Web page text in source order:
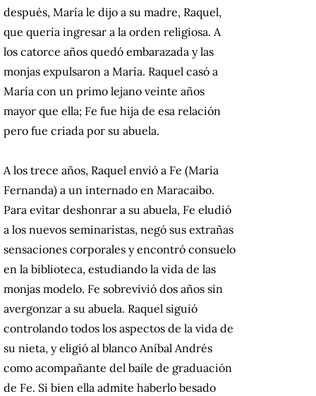
después, María le dijo a su madre, Raquel,
que quería ingresar a la orden religiosa. A
los catorce años quedó embarazada y las
monjas expulsaron a María. Raquel casó a
María con un primo lejano veinte años
mayor que ella; Fe fue hija de esa relación
pero fue criada por su abuela.
A los trece años, Raquel envió a Fe (María
Fernanda) a un internado en Maracaibo.
Para evitar deshonrar a su abuela, Fe eludió
a los nuevos seminaristas, negó sus extrañas
sensaciones corporales y encontró consuelo
en la biblioteca, estudiando la vida de las
monjas modelo. Fe sobrevivió dos años sin
avergonzar a su abuela. Raquel siguió
controlando todos los aspectos de la vida de
su nieta, y eligió al blanco Aníbal Andrés
como acompañante del baile de graduación
de Fe. Si bien ella admite haberlo besado